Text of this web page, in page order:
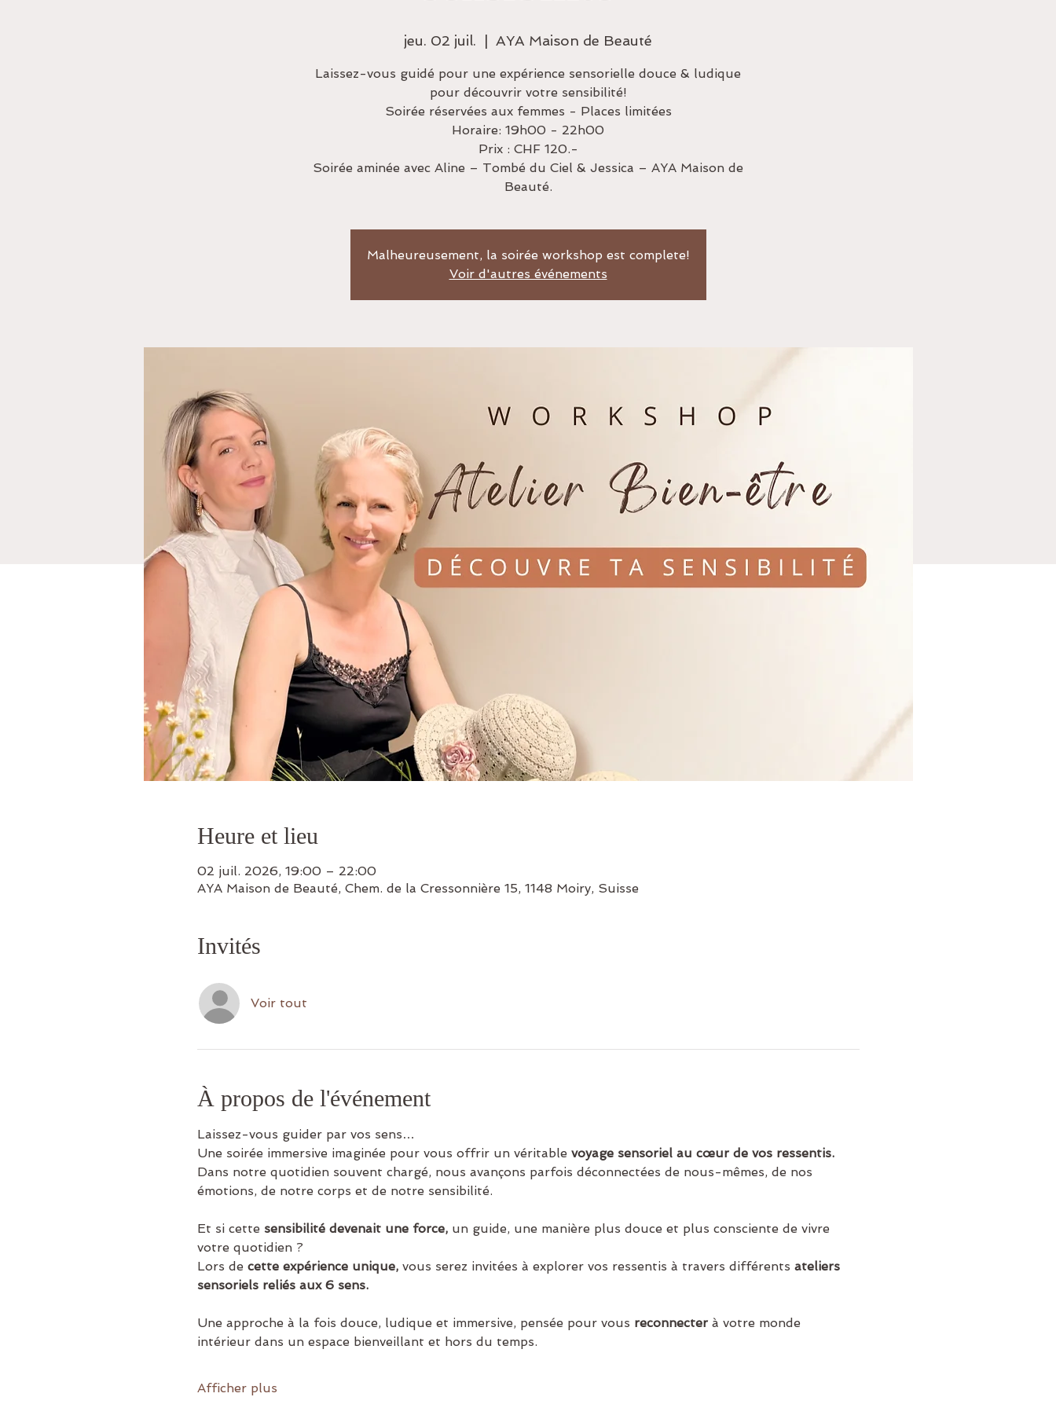
jeu. 02 juil. AYA Maison de Beauté
Laissez-vous guidé pour une expérience sensorielle douce & ludique
pour découvrir votre sensibilité!
Soirée réservées aux femmes - Places limitées
Horaire: 19h00 - 22h00
Prix : CHF 120.-
Soirée aminée avec Aline – Tombé du Ciel & Jessica – AYA Maison de
Beauté.
Malheureusement, la soirée workshop est complete!
Voir d'autres événements
Heure et lieu
02 juil. 2026, 19:00 – 22:00
AYA Maison de Beauté, Chem. de la Cressonnière 15, 1148 Moiry, Suisse
Invités
Voir tout
À propos de l'événement
Laissez-vous guider par vos sens…
Une soirée immersive imaginée pour vous offrir un véritable voyage sensoriel au cœur de vos ressentis.
Dans notre quotidien souvent chargé, nous avançons parfois déconnectées de nous-mêmes, de nos
émotions, de notre corps et de notre sensibilité.
Et si cette sensibilité devenait une force, un guide, une manière plus douce et plus consciente de vivre
votre quotidien ?
Lors de cette expérience unique, vous serez invitées à explorer vos ressentis à travers différents ateliers
sensoriels reliés aux 6 sens.
Une approche à la fois douce, ludique et immersive, pensée pour vous reconnecter à votre monde
intérieur dans un espace bienveillant et hors du temps.
Afficher plus